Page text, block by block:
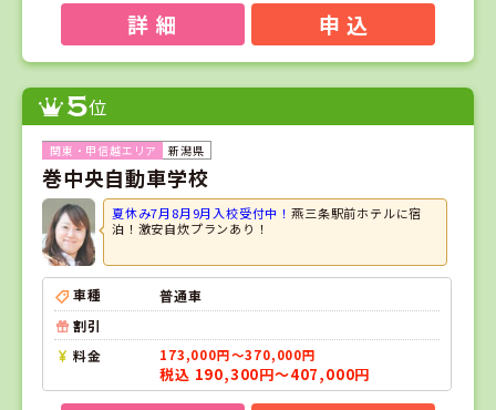
詳 細 申 込
5位
新潟県
巻中央自動車学校
夏休み7月8月9月入校受付中！燕三条駅前ホテルに宿
泊！激安自炊プランあり！
車種
普通車
割引
料金
173,000円～370,000円
税込 190,300円～407,000円